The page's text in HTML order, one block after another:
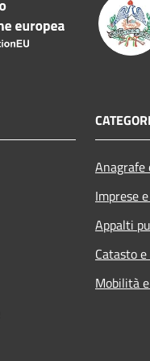
Imprese
Appalti
Catasto
Mobilità